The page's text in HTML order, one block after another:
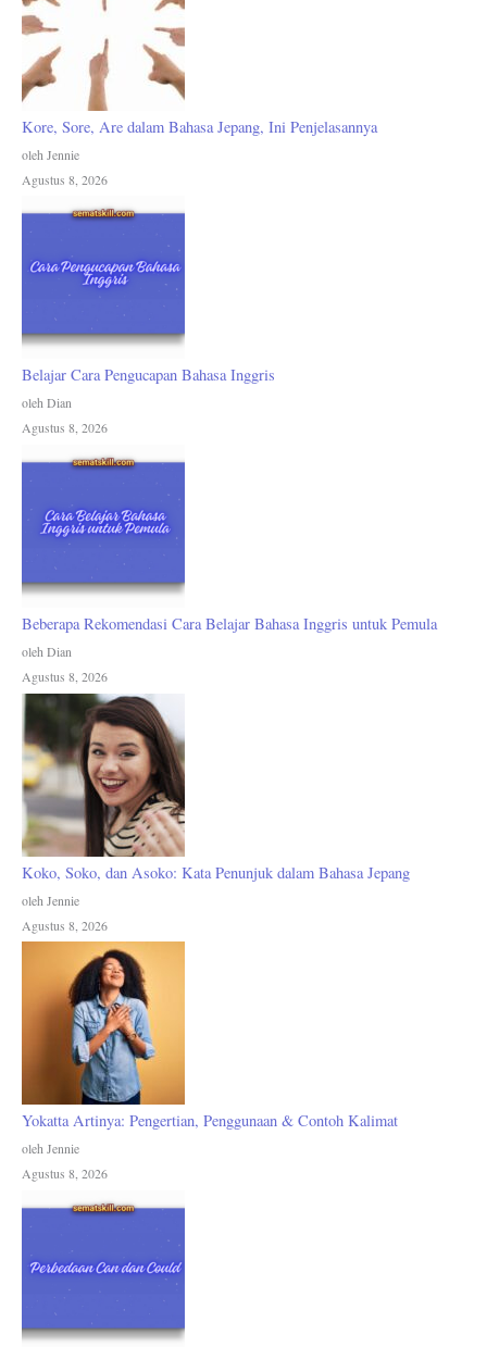
Kore, Sore, Are dalam Bahasa Jepang, Ini Penjelasannya
oleh Jennie
Agustus 8, 2026
Belajar Cara Pengucapan Bahasa Inggris
oleh Dian
Agustus 8, 2026
Beberapa Rekomendasi Cara Belajar Bahasa Inggris untuk Pemula
oleh Dian
Agustus 8, 2026
Koko, Soko, dan Asoko: Kata Penunjuk dalam Bahasa Jepang
oleh Jennie
Agustus 8, 2026
Yokatta Artinya: Pengertian, Penggunaan & Contoh Kalimat
oleh Jennie
Agustus 8, 2026